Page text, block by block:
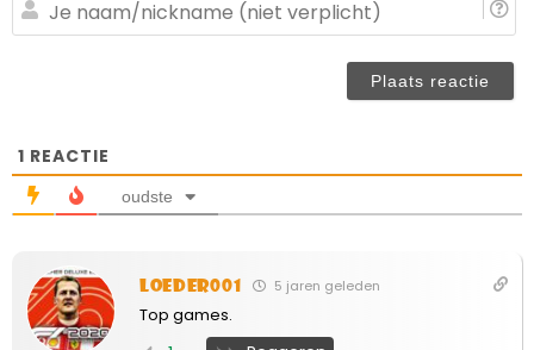
1 REACTIE
oudste
loeder001 5 jaren geleden
Top games.